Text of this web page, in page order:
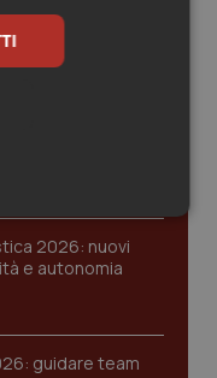
management
2026: nuovi
e autonomia
guidare team
Marketing